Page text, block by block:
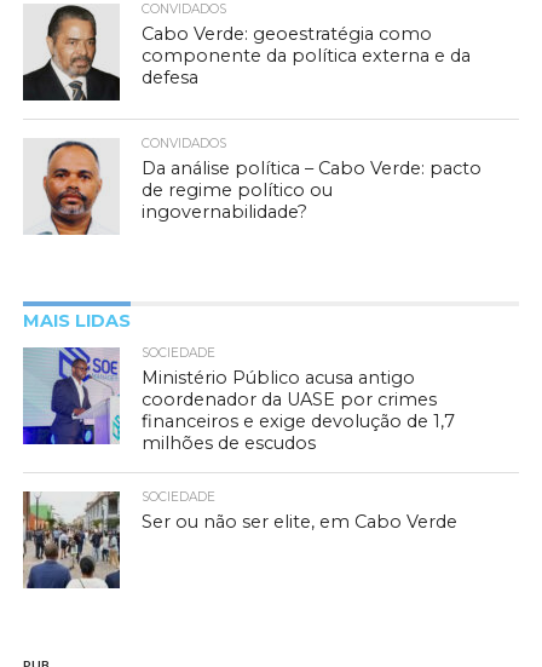
CONVIDADOS
Cabo Verde: geoestratégia como
componente da política externa e da
defesa
CONVIDADOS
Da análise política – Cabo Verde: pacto
de regime político ou
ingovernabilidade?
MAIS LIDAS
SOCIEDADE
Ministério Público acusa antigo
coordenador da UASE por crimes
financeiros e exige devolução de 1,7
milhões de escudos
SOCIEDADE
Ser ou não ser elite, em Cabo Verde